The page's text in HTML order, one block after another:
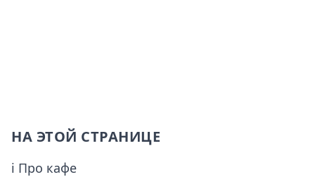
НА ЭТОЙ СТРАНИЦЕ
ℹ Про кафе